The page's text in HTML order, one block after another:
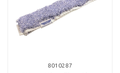
8010287